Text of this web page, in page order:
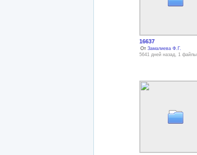
16637
От Замалиева Ф.Г.
5641 дней назад, 1 файлы